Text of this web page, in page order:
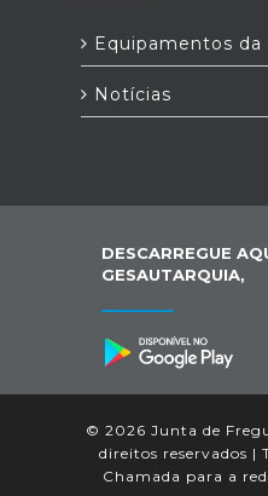
Equipamentos da
Notícias
DESCARREGUE
GESAUTARQUIA,
© 2026 Junta de
direitos reservados |
Chamada para a